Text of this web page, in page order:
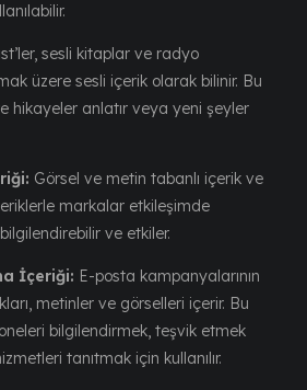
sesli kitaplar ve radyo
üzere sesli içerik olarak bilinir. Bu
hikayeler anlatır veya yeni şeyler
Görsel ve metin tabanlı içerik ve
markalar etkileşimde
ve etkiler.
İçeriği: E-posta kampanyalarının
metinler ve görselleri içerir. Bu
bilgilendirmek, teşvik etmek
tanıtmak için kullanılır.